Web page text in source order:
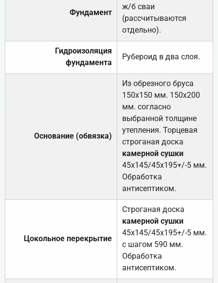
Фундамент
ж/б сваи
(рассчитываются
отдельно).
Гидроизоляция
фундамента
Рубероид в два слоя.
Основание (обвязка)
Из обрезного бруса
150х150 мм. 150х200
мм. согласно
выбранной толщине
утепления. Торцевая
строганая доска
камерной сушки
45х145/45х195+/-5 мм.
Обработка
антисептиком.
Цокольное перекрытие
Строганая доска
камерной сушки
45х145/45х195+/-5 мм.
с шагом 590 мм.
Обработка
антисептиком.